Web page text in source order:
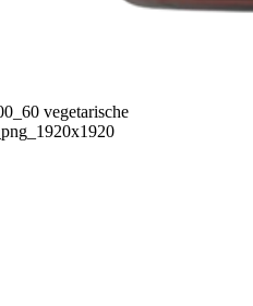
vegetarische